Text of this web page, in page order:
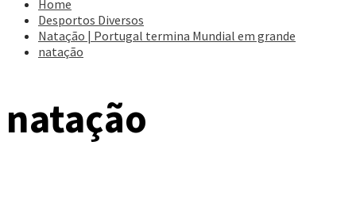
Home
Desportos Diversos
Natação | Portugal termina Mundial em grande
natação
natação